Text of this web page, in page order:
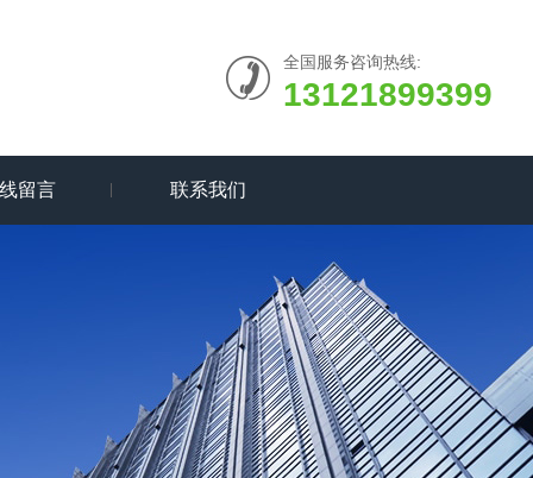
全国服务咨询热线:
13121899399
留言 联系我们